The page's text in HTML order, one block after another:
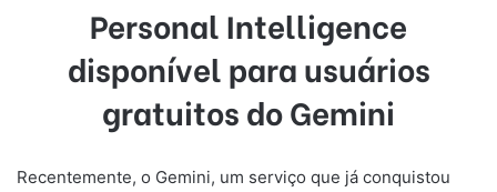
Personal Intelligence
disponível para usuários
gratuitos do Gemini
Recentemente, o Gemini, um serviço que já conquistou